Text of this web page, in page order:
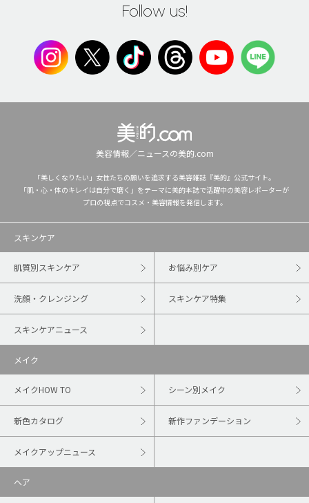
Follow us!
美容情報／ニュースの美的.com
「美しくなりたい」女性たちの願いを追求する美容雑誌『美的』公式サイト。
「肌・心・体のキレイは自分で磨く」をテーマに美的本誌で活躍中の美容レポーターが
プロの視点でコスメ・美容情報を発信します。
スキンケア
肌質別スキンケア お悩み別ケア
洗顔・クレンジング スキンケア特集
スキンケアニュース
メイク
メイクHOW TO シーン別メイク
新色カタログ 新作ファンデーション
メイクアップニュース
ヘア